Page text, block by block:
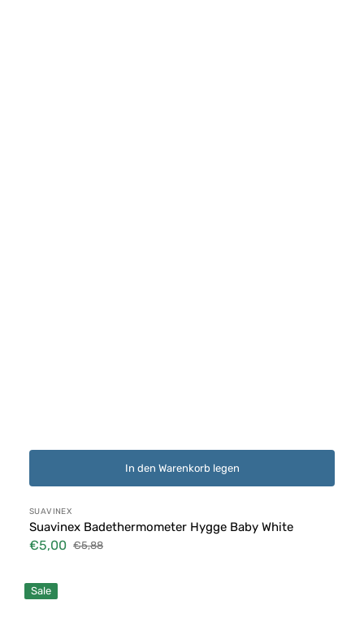
In den Warenkorb legen
Anbieter:
SUAVINEX
Suavinex Badethermometer Hygge Baby White
Verkaufspreis
€5,00
Normaler
€5,88
Lorelli
Badethermometer
Sale